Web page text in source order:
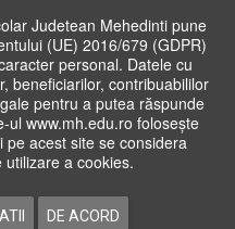
Judetean Mehedinti pune
(UE) 2016/679 (GDPR)
personal. Datele cu
beneficiarilor, contribuabililor
pentru a putea răspunde
ul www.mh.edu.ro folosește
acest site se considera
a cookies.
DE ACORD